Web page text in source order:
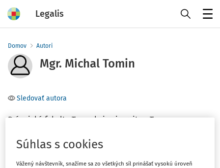
Legalis
Domov Autori
Mgr. Michal Tomin
Sledovať autora
Právnická fakulta Trnavskej univerzity v Trnave
Téma
Obchodné právo(1)
Súhlas s cookies
Vážený návštevník, snažíme sa zo všetkých síl prinášať vysokú úroveň